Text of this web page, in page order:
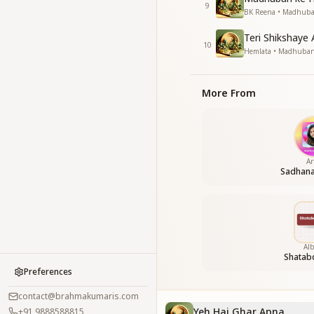
Preferences
contact@brahmakumaris.com
+91 9888588815
9
BK Reena •
10
Teri Shikshaye
Hemlata • Madhuban
More From
Yeh Hai Ghar Apna